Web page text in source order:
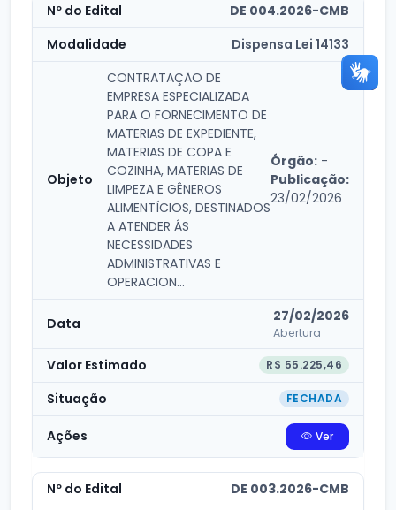
DE 004.2026-CMB
Dispensa Lei 14133
CONTRATAÇÃO DE
EMPRESA ESPECIALIZADA
PARA O FORNECIMENTO DE
MATERIAS DE EXPEDIENTE,
MATERIAS DE COPA E
COZINHA, MATERIAS DE
LIMPEZA E GÊNEROS
ALIMENTÍCIOS, DESTINADOS
A ATENDER ÁS
NECESSIDADES
ADMINISTRATIVAS E
OPERACION...
Órgão: -
Publicação:
23/02/2026
27/02/2026
Abertura
R$ 55.225,46
FECHADA
Ver
DE 003.2026-CMB